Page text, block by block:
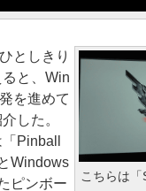
こちらは
としきり
と、Win
を進めて
した。
Pinball
Windows
ピンボー